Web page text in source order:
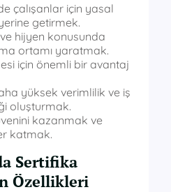
çalışanlar için yasal
getirmek.
hijyen konusunda
ortamı yaratmak.
için önemli bir avantaj
yüksek verimlilik ve iş
oluşturmak.
kazanmak ve
katmak.
Sertifika
Özellikleri